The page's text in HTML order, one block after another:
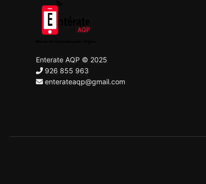
Enterate AQP © 2025
926 855 963
enterateaqp@gmail.com